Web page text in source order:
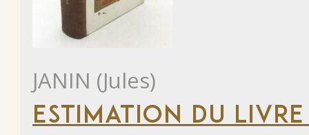
JANIN (Jules)
ESTIMATION DU